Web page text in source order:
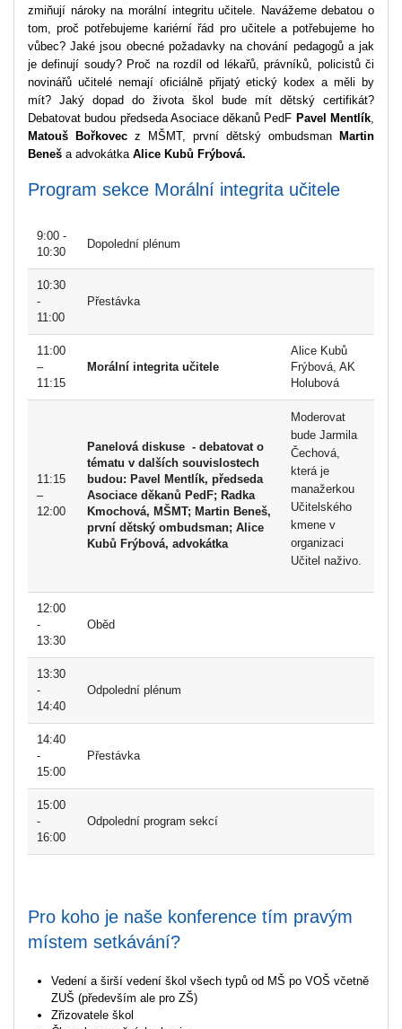
zmiňují nároky na morální integritu učitele. Navážeme debatou o
tom, proč potřebujeme kariérní řád pro učitele a potřebujeme ho
vůbec? Jaké jsou obecné požadavky na chování pedagogů a jak
je definují soudy? Proč na rozdíl od lékařů, právníků, policistů či
novinářů učitelé nemají oficiálně přijatý etický kodex a měli by
mít? Jaký dopad do života škol bude mít dětský certifikát?
Debatovat budou předseda Asociace děkanů PedF Pavel Mentlík
Matouš Bořkovec z MŠMT, první dětský ombudsman Martin
Beneš a advokátka Alice Kubů Frýbová.
Program sekce Morální integrita učitele
9:00 -
10:30
Dopolední plénum
10:30
-
11:00
Přestávka
11:00
–
11:15
Morální integrita učitele
Alice Kubů
Frýbová, AK
Holubová
11:15
–
12:00
Panelová diskuse - debatovat o
tématu v dalších souvislostech
budou: Pavel Mentlík, předseda
Asociace děkanů PedF; Radka
Kmochová, MŠMT; Martin Beneš,
první dětský ombudsman; Alice
Kubů Frýbová, advokátka
Moderovat
bude Jarmila
Čechová,
která je
manažerkou
Učitelského
kmene v
organizaci
Učitel naživo.
12:00
-
13:30
Oběd
13:30
-
14:40
Odpolední plénum
14:40
-
15:00
Přestávka
15:00
-
16:00
Odpolední program sekcí
Pro koho je naše konference tím pravým
místem setkávání?
Vedení a širší vedení škol všech typů od MŠ po VOŠ včetně
ZUŠ (především ale pro ZŠ)
Zřizovatele škol